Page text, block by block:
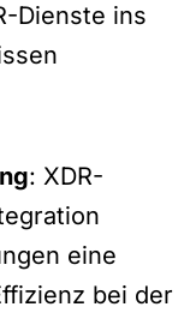
Dienste ins
: XDR-
eine
bei der